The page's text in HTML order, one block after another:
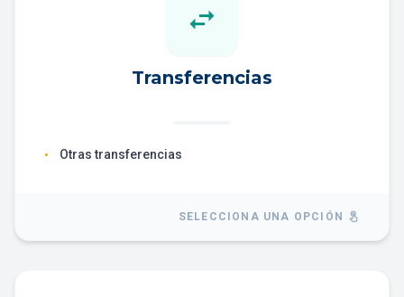
swap_horiz
Transferencias
• Otras transferencias
SELECCIONA UNA OPCIÓN touch_app